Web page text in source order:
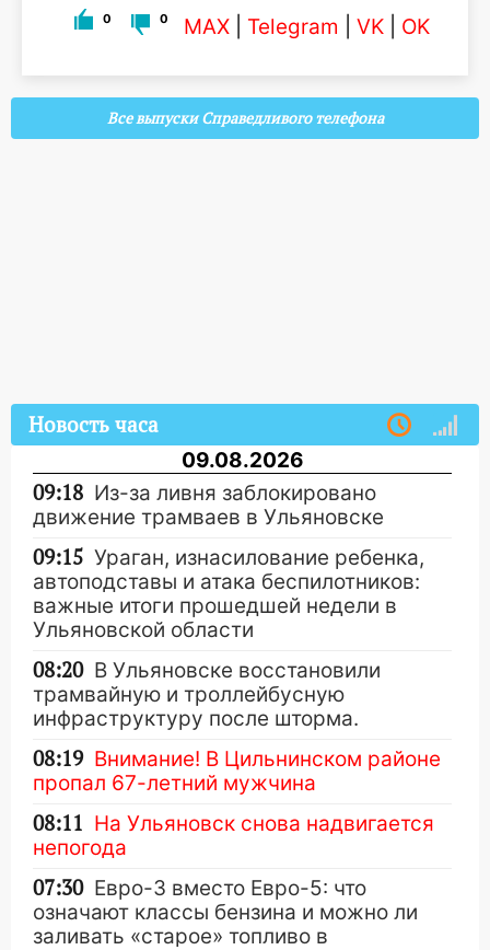
0 0 MAX Telegram VK OK
Все выпуски Справедливого телефона
Новость часа
09.08.2026
09:18 Из-за ливня заблокировано
движение трамваев в Ульяновске
09:15 Ураган, изнасилование ребенка,
автоподставы и атака беспилотников:
важные итоги прошедшей недели в
Ульяновской области
08:20 В Ульяновске восстановили
трамвайную и троллейбусную
инфраструктуру после шторма.
08:19 Внимание! В Цильнинском районе
пропал 67-летний мужчина
08:11 На Ульяновск снова надвигается
непогода
07:30 Евро-3 вместо Евро-5: что
означают классы бензина и можно ли
заливать «старое» топливо в